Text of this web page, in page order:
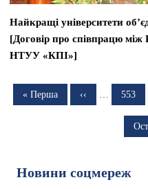
Найкращі університети
[Договір про співпрацю
НТУУ «КПІ»]
Перша
« Перша
Попередня
‹‹ … 553
Новини соцмереж